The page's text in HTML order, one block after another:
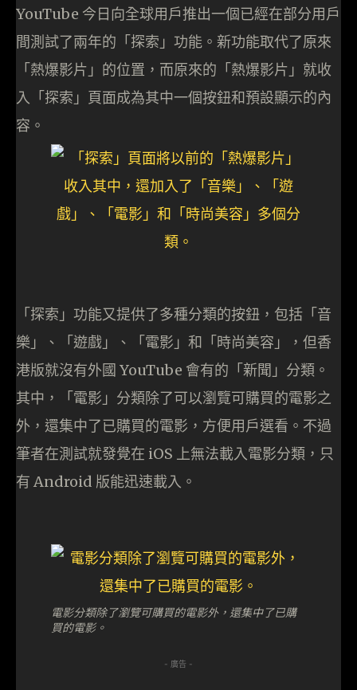
YouTube 今日向全球用戶推出一個已經在部分用戶
間測試了兩年的「探索」功能。新功能取代了原來
「熱爆影片」的位置，而原來的「熱爆影片」就收
入「探索」頁面成為其中一個按鈕和預設顯示的內
容。
「探索」功能又提供了多種分類的按鈕，包括「音
樂」、「遊戲」、「電影」和「時尚美容」，但香
港版就沒有外國 YouTube 會有的「新聞」分類。
其中，「電影」分類除了可以瀏覽可購買的電影之
外，還集中了已購買的電影，方便用戶選看。不過
筆者在測試就發覺在 iOS 上無法載入電影分類，只
有 Android 版能迅速載入。
電影分類除了瀏覽可購買的電影外，還集中了已購
買的電影。
- 廣告 -